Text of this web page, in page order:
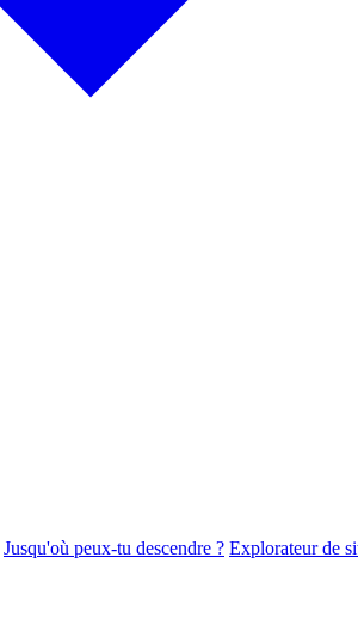
Jusqu'où peux-tu descendre ? Explorateur de